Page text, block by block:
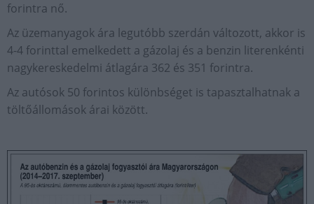
forintra nő.
Az üzemanyagok ára legutóbb szerdán változott, akkor is
4-4 forinttal emelkedett a gázolaj és a benzin literenkénti
nagykereskedelmi átlagára 362 és 351 forintra.
Az autósok 50 forintos különbséget is tapasztalhatnak a
töltőállomások árai között.